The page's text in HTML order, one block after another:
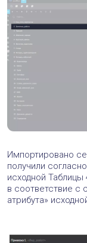
Импортировано
получили
исходной
в соответствие с
атрибута»